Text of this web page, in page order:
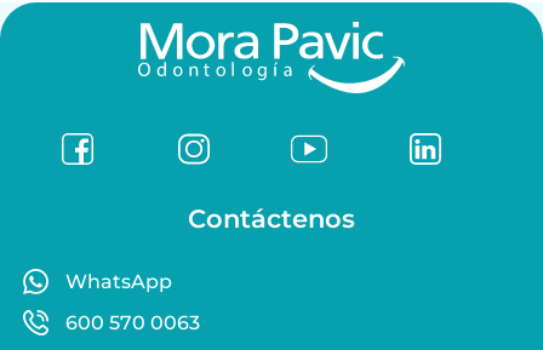
Contáctenos
WhatsApp
600 570 0063